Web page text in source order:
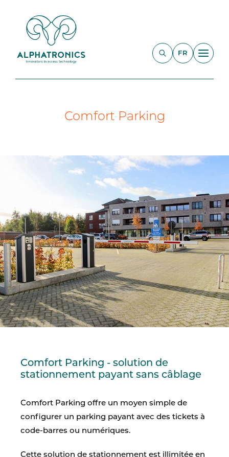
FR
Comfort Parking
Comfort Parking - solution de
stationnement payant sans câblage
Comfort Parking offre un moyen simple de
configurer un parking payant avec des tickets à
code-barres ou numériques.
Cette solution de stationnement est illimitée en